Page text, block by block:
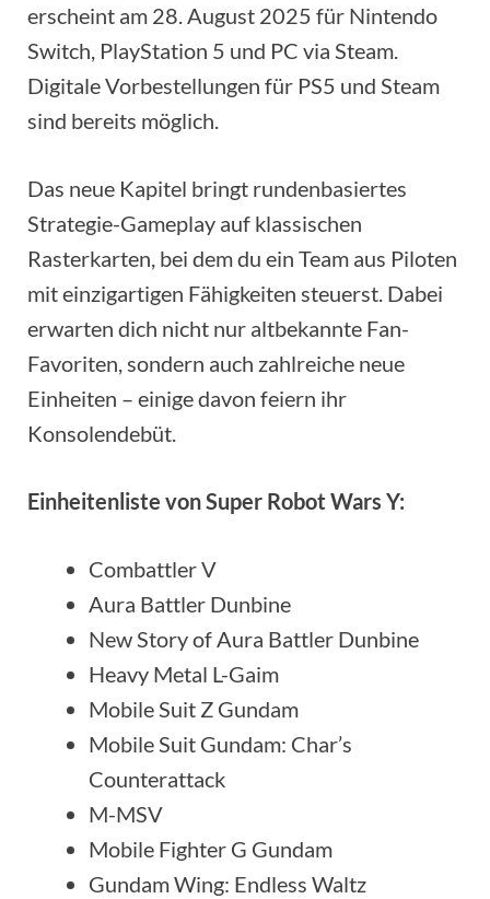
erscheint am 28. August 2025 für Nintendo
Switch, PlayStation 5 und PC via Steam.
Digitale Vorbestellungen für PS5 und Steam
sind bereits möglich.
Das neue Kapitel bringt rundenbasiertes
Strategie-Gameplay auf klassischen
Rasterkarten, bei dem du ein Team aus Piloten
mit einzigartigen Fähigkeiten steuerst. Dabei
erwarten dich nicht nur altbekannte Fan-
Favoriten, sondern auch zahlreiche neue
Einheiten – einige davon feiern ihr
Konsolendebüt.
Einheitenliste von Super Robot Wars Y:
Combattler V
Aura Battler Dunbine
New Story of Aura Battler Dunbine
Heavy Metal L-Gaim
Mobile Suit Z Gundam
Mobile Suit Gundam: Char’s
Counterattack
M-MSV
Mobile Fighter G Gundam
Gundam Wing: Endless Waltz